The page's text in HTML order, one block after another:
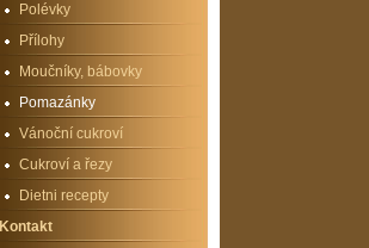
Polévky
Přílohy
Moučníky, bábovky
Pomazánky
Vánoční cukroví
Cukroví a řezy
Dietni recepty
Kontakt